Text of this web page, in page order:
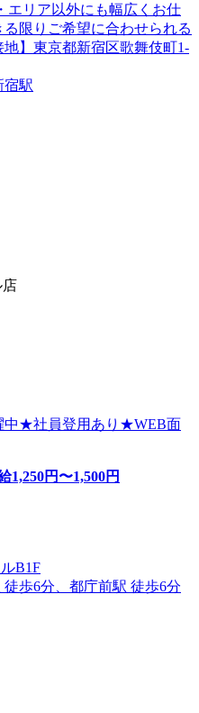
リア以外にも幅広くお仕
限りご希望に合わせられる
】東京都新宿区歌舞伎町1-
宿駅
店
中★社員登用あり★WEB面
1,250円〜1,500円
B1F
歩6分、都庁前駅 徒歩6分